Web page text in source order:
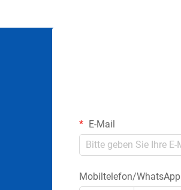
E-Mail
Mobiltelefon/WhatsApp